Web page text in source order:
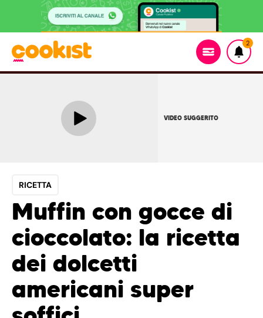
2
VIDEO SUGGERITO
RICETTA
Muffin con gocce di
cioccolato: la ricetta
dei dolcetti
americani super